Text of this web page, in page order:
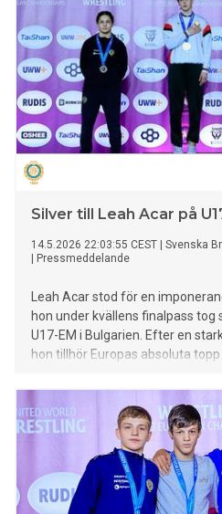
Silver till Leah Acar på
14.5.2026 22:03:55 CEST
Svenska
Pressmeddelande
Leah Acar stod för en
hon under kvällens finalpass tog
U17-EM i Bulgarien. Efter en
hon tillhör Europas absoluta topp